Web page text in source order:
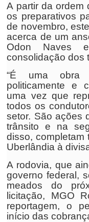
A partir da ordem
os preparativos
de novembro,
acerca de um
Odon Naves
consolidação dos
“É uma obra
politicamente e
uma vez que
todos os
setor. São ações
trânsito e na
disso, completam
Uberlândia à
A rodovia, que
governo federal,
meados do
licitação, MGO
reportagem, o
início das